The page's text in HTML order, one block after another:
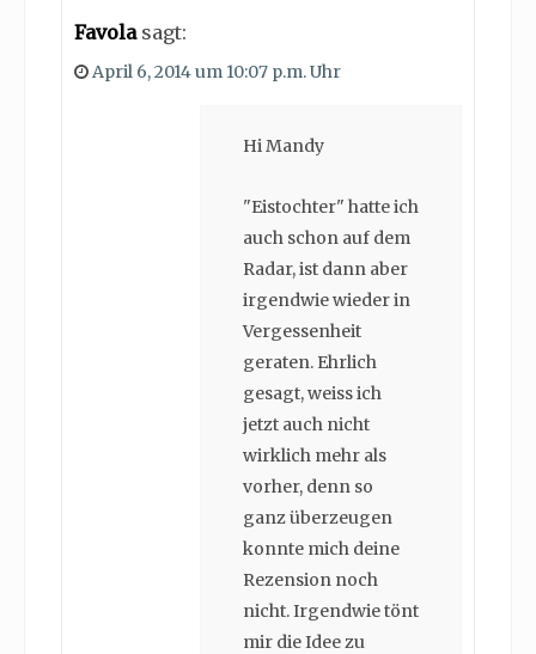
Favola sagt:
April 6, 2014 um 10:07 p.m. Uhr
Hi Mandy
"Eistochter" hatte ich
auch schon auf dem
Radar, ist dann aber
irgendwie wieder in
Vergessenheit
geraten. Ehrlich
gesagt, weiss ich
jetzt auch nicht
wirklich mehr als
vorher, denn so
ganz überzeugen
konnte mich deine
Rezension noch
nicht. Irgendwie tönt
mir die Idee zu